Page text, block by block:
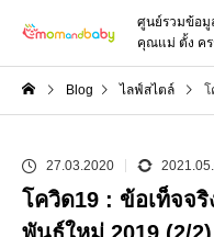
ศูนย์รวมข้อมู
คุณแม่ ตั้ง ค
Blog ไลฟ์สไตล์ โ
27.03.2020
โควิด19 : ข้อเท็จจริ